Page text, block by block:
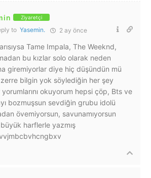
Ziyaretçi
to Yasemin. 2 ay önce
Tame Impala, The Weeknd,
bu kızlar solo olarak neden
giremiyorlar diye hiç düşündün mü
bilgin yok söylediğin her şey
yorumlarını okuyorum hepsi çöp, Bts ve
bozmuşsun sevdiğin grubu idolü
övemiyorsun, savunamıyorsun
harflerle yazmış